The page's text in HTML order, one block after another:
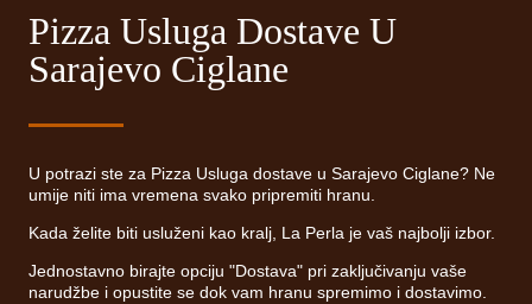
Pizza Usluga Dostave U
Sarajevo Ciglane
U potrazi ste za Pizza Usluga dostave u Sarajevo Ciglane? Ne
umije niti ima vremena svako pripremiti hranu.
Kada želite biti usluženi kao kralj, La Perla je vaš najbolji izbor.
Jednostavno birajte opciju "Dostava" pri zaključivanju vaše
narudžbe i opustite se dok vam hranu spremimo i dostavimo.